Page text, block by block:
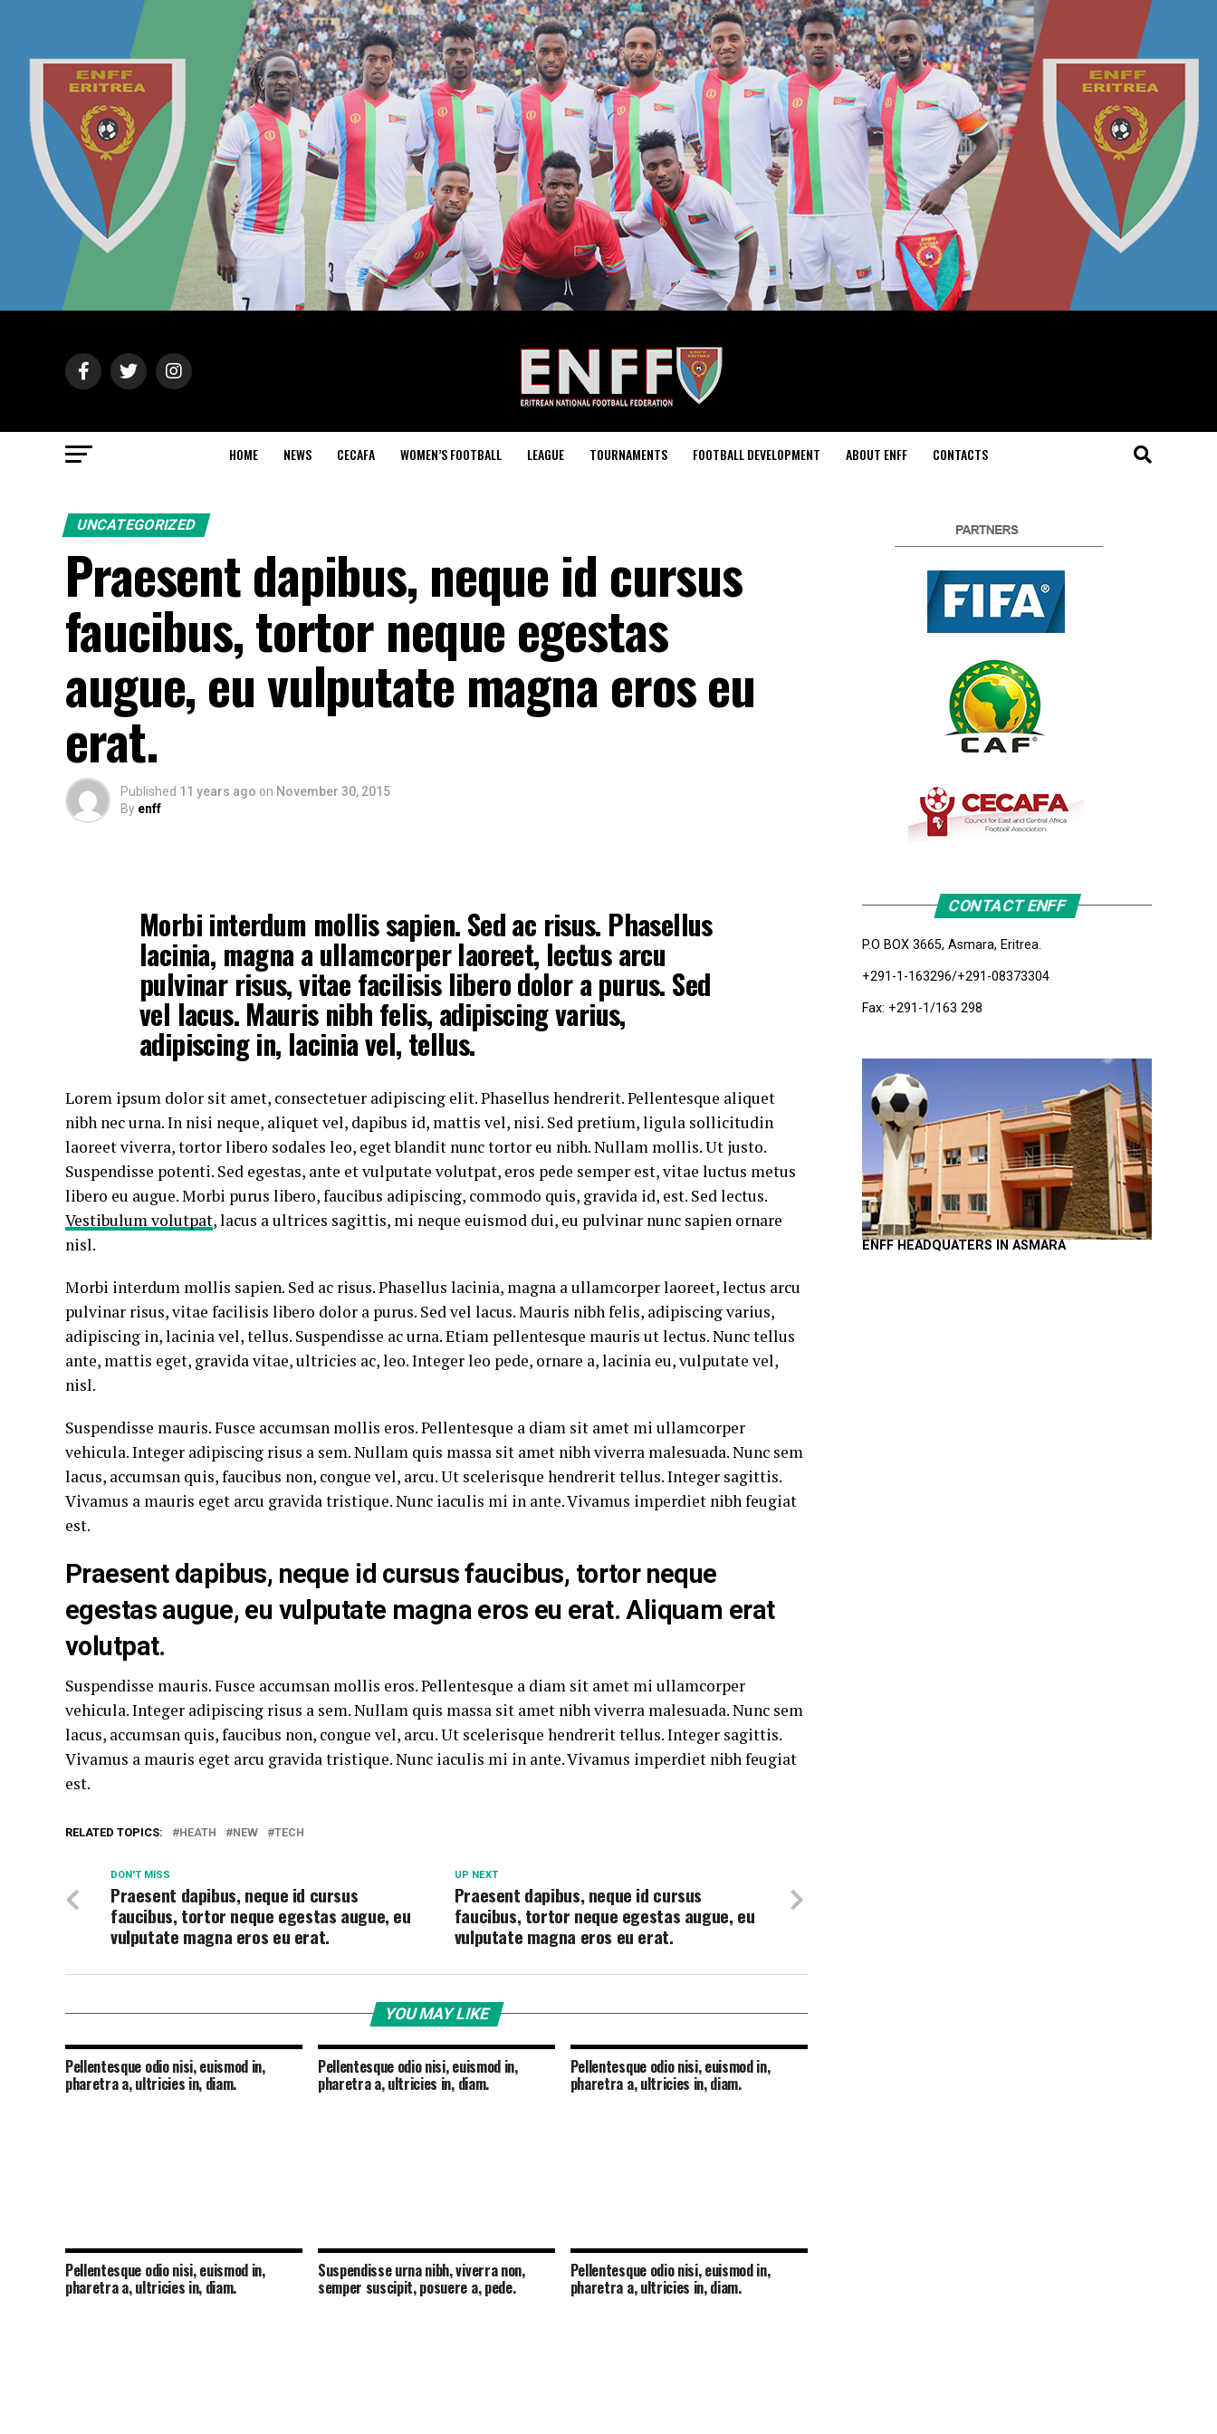
HOME NEWS CECAFA WOMEN’S FOOTBALL LEAGUE TOURNAMENTS FOOTBALL DEVELOPMENT ABOUT ENFF CONTACTS
UNCATEGORIZED
Praesent dapibus, neque id cursus
faucibus, tortor neque egestas
augue, eu vulputate magna eros eu
erat.
Published 11 years ago on November 30, 2015
By enff
Morbi interdum mollis sapien. Sed ac risus. Phasellus
lacinia, magna a ullamcorper laoreet, lectus arcu
pulvinar risus, vitae facilisis libero dolor a purus. Sed
vel lacus. Mauris nibh felis, adipiscing varius,
adipiscing in, lacinia vel, tellus.
Lorem ipsum dolor sit amet, consectetuer adipiscing elit. Phasellus hendrerit. Pellentesque aliquet
nibh nec urna. In nisi neque, aliquet vel, dapibus id, mattis vel, nisi. Sed pretium, ligula sollicitudin
laoreet viverra, tortor libero sodales leo, eget blandit nunc tortor eu nibh. Nullam mollis. Ut justo.
Suspendisse potenti. Sed egestas, ante et vulputate volutpat, eros pede semper est, vitae luctus metus
libero eu augue. Morbi purus libero, faucibus adipiscing, commodo quis, gravida id, est. Sed lectus.
Vestibulum volutpat, lacus a ultrices sagittis, mi neque euismod dui, eu pulvinar nunc sapien ornare
nisl.
Morbi interdum mollis sapien. Sed ac risus. Phasellus lacinia, magna a ullamcorper laoreet, lectus arcu
pulvinar risus, vitae facilisis libero dolor a purus. Sed vel lacus. Mauris nibh felis, adipiscing varius,
adipiscing in, lacinia vel, tellus. Suspendisse ac urna. Etiam pellentesque mauris ut lectus. Nunc tellus
ante, mattis eget, gravida vitae, ultricies ac, leo. Integer leo pede, ornare a, lacinia eu, vulputate vel,
nisl.
Suspendisse mauris. Fusce accumsan mollis eros. Pellentesque a diam sit amet mi ullamcorper
vehicula. Integer adipiscing risus a sem. Nullam quis massa sit amet nibh viverra malesuada. Nunc sem
lacus, accumsan quis, faucibus non, congue vel, arcu. Ut scelerisque hendrerit tellus. Integer sagittis.
Vivamus a mauris eget arcu gravida tristique. Nunc iaculis mi in ante. Vivamus imperdiet nibh feugiat
est.
Praesent dapibus, neque id cursus faucibus, tortor neque
egestas augue, eu vulputate magna eros eu erat. Aliquam erat
volutpat.
Suspendisse mauris. Fusce accumsan mollis eros. Pellentesque a diam sit amet mi ullamcorper
vehicula. Integer adipiscing risus a sem. Nullam quis massa sit amet nibh viverra malesuada. Nunc sem
lacus, accumsan quis, faucibus non, congue vel, arcu. Ut scelerisque hendrerit tellus. Integer sagittis.
Vivamus a mauris eget arcu gravida tristique. Nunc iaculis mi in ante. Vivamus imperdiet nibh feugiat
est.
RELATED TOPICS: HEATH NEW TECH
UP NEXT
Praesent dapibus, neque id cursus
faucibus, tortor neque egestas augue, eu
vulputate magna eros eu erat.
DON'T MISS
Praesent dapibus, neque id cursus
faucibus, tortor neque egestas augue, eu
vulputate magna eros eu erat.
YOU MAY LIKE
Pellentesque odio nisi, euismod in,
pharetra a, ultricies in, diam.
Pellentesque odio nisi, euismod in,
pharetra a, ultricies in, diam.
Pellentesque odio nisi, euismod in,
pharetra a, ultricies in, diam.
Pellentesque odio nisi, euismod in,
pharetra a, ultricies in, diam.
Suspendisse urna nibh, viverra non,
semper suscipit, posuere a, pede.
Pellentesque odio nisi, euismod in,
pharetra a, ultricies in, diam.
CONTACT ENFF
P.O BOX 3665, Asmara, Eritrea.
+291-1-163296/+291-08373304
Fax: +291-1/163 298
ENFF HEADQUATERS IN ASMARA